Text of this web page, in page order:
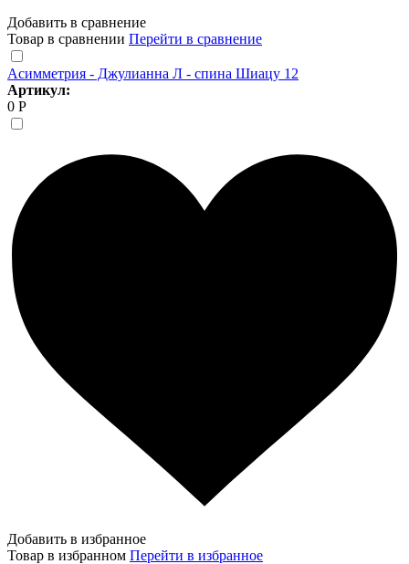
Добавить в сравнение
Товар в сравнении Перейти в сравнение
Асимметрия - Джулианна Л - спина Шиацу 12
Артикул:
0 Р
Добавить в избранное
Товар в избранном Перейти в избранное